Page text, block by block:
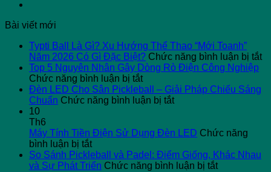
Bài viết mới
Typti Ball Là Gì? Xu Hướng Thể Thao “Mới Toanh”
Năm 2026 Có Gì Đặc Biệt? Chức năng bình luận bị tắtở
Top 5 Nguyên Nhân Gây Dòng Rò Điện Công Nghiệp
Chức năng bình luận bị tắtở
Top
5
Gây
Rò
Điện
Đèn LED Cho Sân Pickleball – Giải Pháp Chiếu Sáng
Chuẩn Chức năng bình luận bị tắtở
Cho
Pickleball
–
10
Th6
Máy Tính Tiền Điện Sử Dụng Đèn LED Chức năng
bình luận bị tắtở
Máy
Tính
So Sánh Pickleball và Padel: Điểm Giống, Khác Nhau
và Sự Phát Triển Chức năng bình luận bị tắtở